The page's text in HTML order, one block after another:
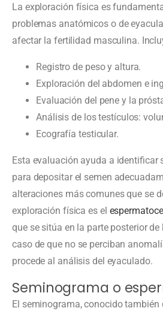
La exploración física es
problemas anatómicos o de
afectar la fertilidad masculina.
Registro de peso y altura.
Exploración del abdomen e
Evaluación del pene y la
Análisis de los testículos:
Ecografía testicular.
Esta evaluación ayuda a identificar
para depositar el semen
alteraciones más comunes que se
exploración física es el
que se sitúa en la parte posterior
caso de que no se perciban
procede al análisis del eyaculado.
Seminograma o
El seminograma, conocido